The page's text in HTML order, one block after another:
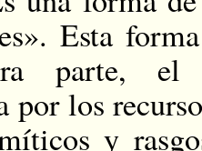
Esta
parte, el
por los
y